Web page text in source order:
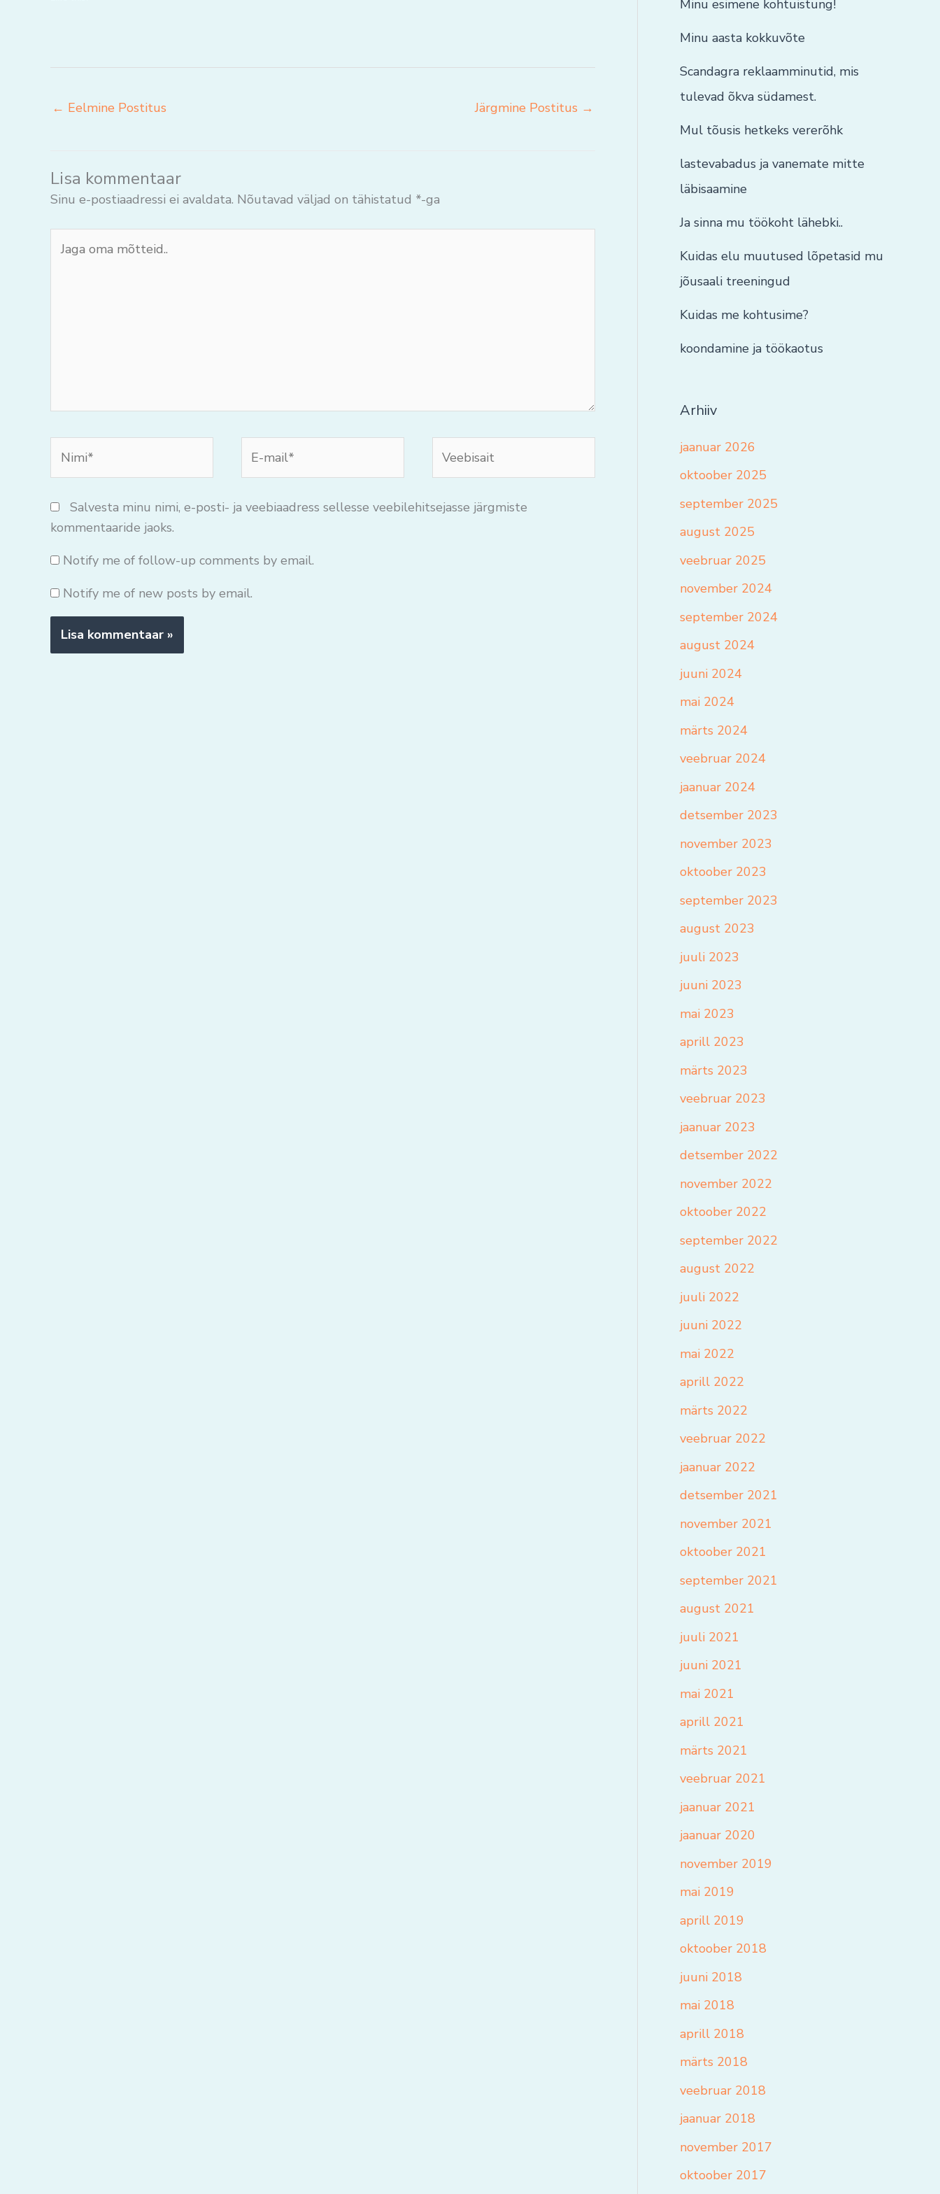
← Eelmine Postitus Järgmine Postitus →
Lisa kommentaar
Sinu e-postiaadressi ei avaldata. Nõutavad väljad on tähistatud *-ga
oma
mail*
Salvesta minu nimi, e-posti- ja veebiaadress sellesse veebilehitsejasse järgmiste
kommentaaride jaoks.
Notify me of follow-up comments by email.
Notify me of new posts by email.
Minu esimene kohtuistung!
Minu aasta kokkuvõte
Scandagra reklaamminutid, mis
tulevad õkva südamest.
Mul tõusis hetkeks vererõhk
lastevabadus ja vanemate mitte
läbisaamine
Ja sinna mu töökoht lähebki..
Kuidas elu muutused lõpetasid mu
jõusaali treeningud
Kuidas me kohtusime?
koondamine ja töökaotus
Arhiiv
jaanuar 2026
oktoober 2025
september 2025
august 2025
veebruar 2025
november 2024
september 2024
august 2024
juuni 2024
mai 2024
märts 2024
veebruar 2024
jaanuar 2024
detsember 2023
november 2023
oktoober 2023
september 2023
august 2023
juuli 2023
juuni 2023
mai 2023
aprill 2023
märts 2023
veebruar 2023
jaanuar 2023
detsember 2022
november 2022
oktoober 2022
september 2022
august 2022
juuli 2022
juuni 2022
mai 2022
aprill 2022
märts 2022
veebruar 2022
jaanuar 2022
detsember 2021
november 2021
oktoober 2021
september 2021
august 2021
juuli 2021
juuni 2021
mai 2021
aprill 2021
märts 2021
veebruar 2021
jaanuar 2021
jaanuar 2020
november 2019
mai 2019
aprill 2019
oktoober 2018
juuni 2018
mai 2018
aprill 2018
märts 2018
veebruar 2018
jaanuar 2018
november 2017
oktoober 2017